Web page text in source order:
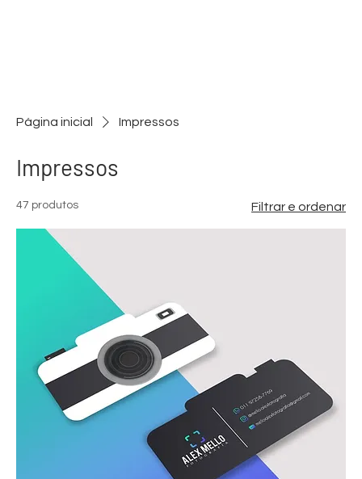
Página inicial Impressos
Impressos
47 produtos Filtrar e ordenar